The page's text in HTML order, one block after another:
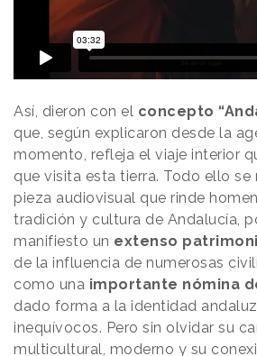
Así, dieron con el concepto
que, según explicaron desde la
momento, refleja el viaje interior
que visita esta tierra. Todo ello se
pieza audiovisual que rinde
tradición y cultura de Andalucía,
manifiesto un extenso
de la influencia de numerosas
como una importante nómina
dado forma a la identidad
inequívocos. Pero sin olvidar su
multicultural, moderno y su